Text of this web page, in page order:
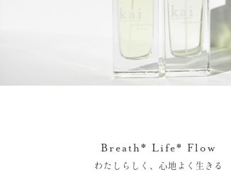
Breath* Life* Flow
わたしらしく、心地よく生きる